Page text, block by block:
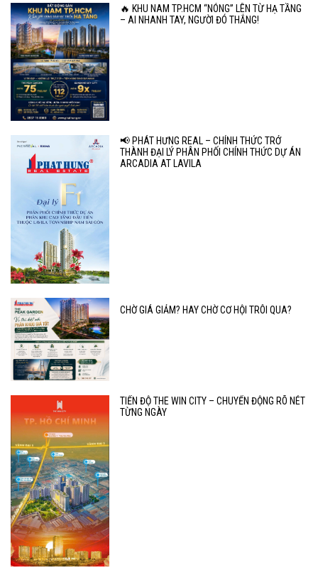
🔥 KHU NAM TP.HCM “NÓNG” LÊN TỪ HẠ TẦNG
– AI NHANH TAY, NGƯỜI ĐÓ THẮNG!
📢 PHÁT HƯNG REAL – CHÍNH THỨC TRỞ
THÀNH ĐẠI LÝ PHÂN PHỐI CHÍNH THỨC DỰ ÁN
ARCADIA AT LAVILA
CHỜ GIÁ GIẢM? HAY CHỜ CƠ HỘI TRÔI QUA?
TIẾN ĐỘ THE WIN CITY – CHUYỂN ĐỘNG RÕ NÉT
TỪNG NGÀY